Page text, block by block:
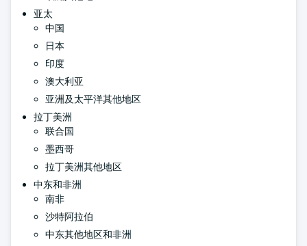
亚太
中国
日本
印度
澳大利亚
亚洲及太平洋其他地区
拉丁美洲
联合国
墨西哥
拉丁美洲其他地区
中东和非洲
南非
沙特阿拉伯
中东其他地区和非洲